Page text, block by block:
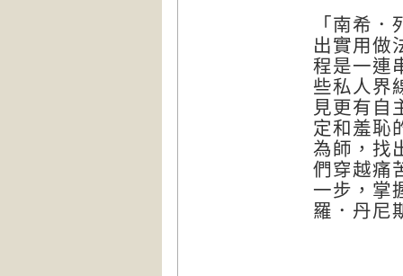
「南希
出實用做
程是一連
些私人界
見更有自
定和羞恥
為師，找
們穿越痛
一步，掌
羅．丹尼